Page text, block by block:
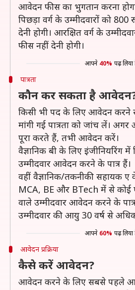
आवेदन फीस का भुगतान करना
पिछड़ा वर्ग के उम्मीदवारों को
देनी होगी। आरक्षित वर्ग के
फीस नहीं देनी होगी।
आपने 40% पढ़ लिया
पात्रता
कौन कर सकता है
किसी भी पद के लिए आवेदन
मांगी गई पात्रता को जांच लें। अगर
पूरा करते हैं, तभी आवेदन करें।
वैज्ञानिक बी के लिए इंजीनियरिंग में
उम्मीदवार आवेदन करने के पात्र हैं।
वहीं वैज्ञानिक/तकनीकी सहायक
MCA, BE और BTech में से कोई
वाले उम्मीदवार आवेदन करने के
उम्मीदवार की आयु 30 वर्ष से अधिक
आपने 60% पढ़ लिया
आवेदन प्रक्रिया
कैसे करें आवेदन?
आवेदन करने के लिए सबसे पहले